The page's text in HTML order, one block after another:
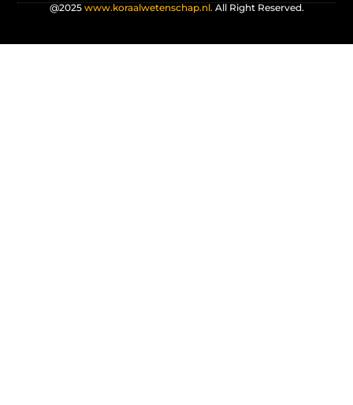
@2025www.koraalwetenschap.nl.All Right Reserved.